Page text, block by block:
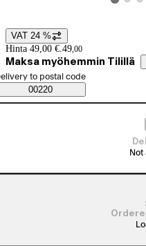
ViewView
Price details
VAT 24 %
Hinta 49,00 €. 49,00
Maksa myöhemmin Tilillä
Saatavuustiedot
order method
to postal code
00220
Not